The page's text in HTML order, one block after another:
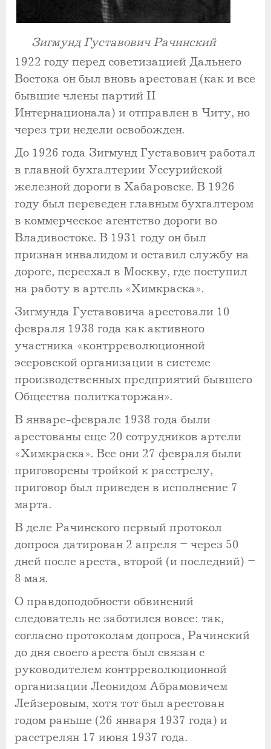
Зигмунд Густавович Рачинский
1922 году перед советизацией Дальнего
Востока он был вновь арестован (как и все
бывшие члены партий II
Интернационала) и отправлен в Читу, но
через три недели освобожден.
До 1926 года Зигмунд Густавович работал
в главной бухгалтерии Уссурийской
железной дороги в Хабаровске. В 1926
году был переведен главным бухгалтером
в коммерческое агентство дороги во
Владивостоке. В 1931 году он был
признан инвалидом и оставил службу на
дороге, переехал в Москву, где поступил
на работу в артель «Химкраска».
Зигмунда Густавовича арестовали 10
февраля 1938 года как активного
участника «контрреволюционной
эсеровской организации в системе
производственных предприятий бывшего
Общества политкаторжан».
В январе-феврале 1938 года были
арестованы еще 20 сотрудников артели
«Химкраска». Все они 27 февраля были
приговорены тройкой к расстрелу,
приговор был приведен в исполнение 7
марта.
В деле Рачинского первый протокол
допроса датирован 2 апреля – через 50
дней после ареста, второй (и последний) –
8 мая.
О правдоподобности обвинений
следователь не заботился вовсе: так,
согласно протоколам допроса, Рачинский
до дня своего ареста был связан с
руководителем контрреволюционной
организации Леонидом Абрамовичем
Лейзеровым, хотя тот был арестован
годом раньше (26 января 1937 года) и
расстрелян 17 июня 1937 года.